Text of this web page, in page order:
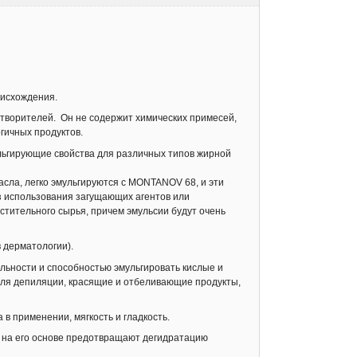
Он не содержит химических примесей,
продуктов.
свойства для различных типов жирной
легко эмульгируются с MONTANOV 68, и эти
загущающих агентов или
сырья, причем эмульсии будут очень
и способностью эмульгировать кислые и
депиляции, красящие и отбеливающие продукты,
применении, мягкость и гладкость.
его основе предотвращают дегидратацию